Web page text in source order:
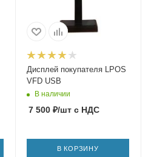
Дисплей покупателя LPOS
VFD USB
В наличии
7 500₽/штс НДС
В КОРЗИНУ